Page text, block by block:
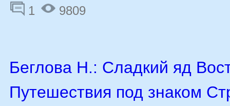
1
9809
Беглова Н.: Сладкий яд
Путешествия под знаком